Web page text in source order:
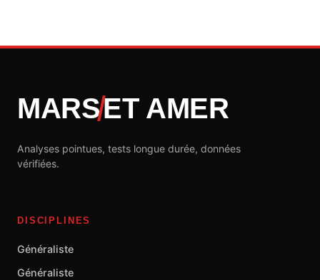
MARSET AMER
Analyses pointues, tests longue durée, données
vérifiées.
DISCIPLINES
Généraliste
Généraliste